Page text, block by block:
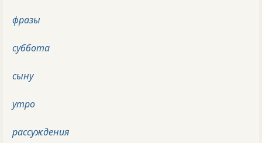
фразы
суббота
сыну
утро
рассуждения